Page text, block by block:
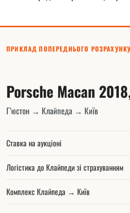
ПРИКЛАД ПОПЕРЕДНЬОГО
Porsche Macan
Г’юстон → Клайпеда → Київ
Ставка на аукціоні
Логістика до Клайпеди зі страхуванням
Комплекс Клайпеда → Київ